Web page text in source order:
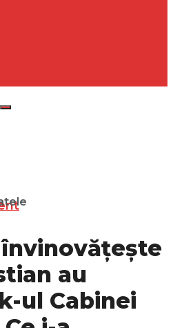
au
ul Cabinei